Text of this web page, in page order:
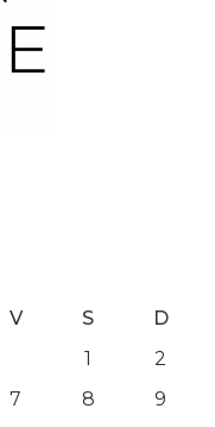
V S
D
1
2
7 8 9